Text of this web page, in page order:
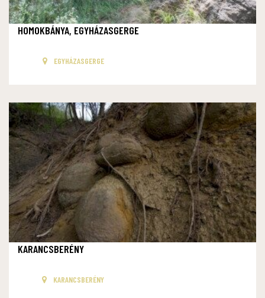
HOMOKBÁNYA, EGYHÁZASGERGE
EGYHÁZASGERGE
KARANCSBERÉNY
KARANCSBERÉNY